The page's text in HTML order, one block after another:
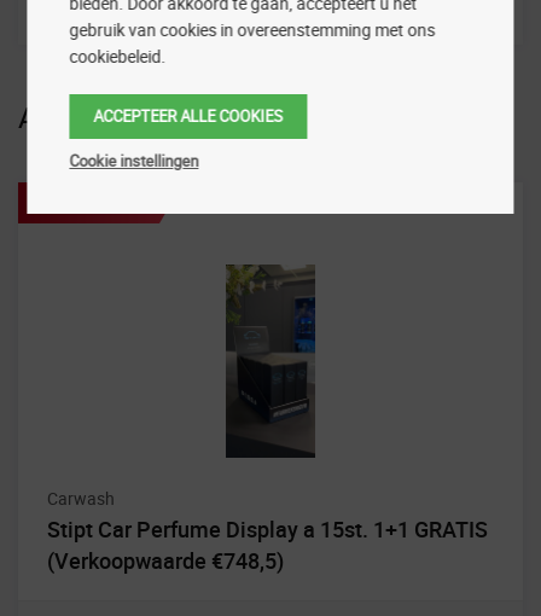
Aanbiedingen
Carwash
Stipt Car Perfume Display a 15st. 1+1 GRATIS
(Verkoopwaarde €748,5)
gebruik van cookies in overeenstemming met ons
cookiebeleid.
ACCEPTEER ALLE COOKIES
Cookie instellingen